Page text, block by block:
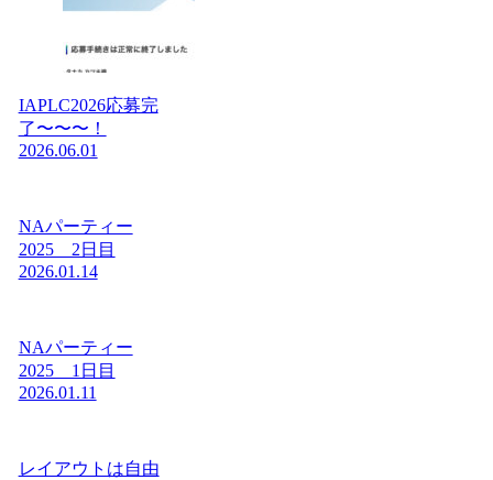
IAPLC2026応募完
了〜〜〜！
2026.06.01
NAパーティー
2025 2日目
2026.01.14
NAパーティー
2025 1日目
2026.01.11
レイアウトは自由